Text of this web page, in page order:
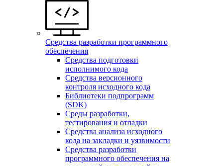
Средства разработки программного
обеспечения
Средства подготовки
исполнимого кода
Средства версионного
контроля исходного кода
Библиотеки подпрограмм
(SDK)
Среды разработки,
тестирования и отладки
Средства анализа исходного
кода на закладки и уязвимости
Средства разработки
программного обеспечения на